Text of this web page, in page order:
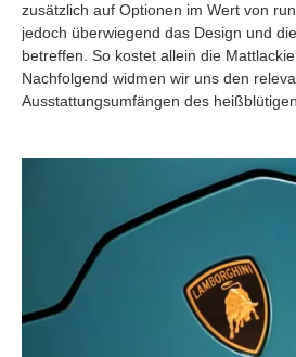
zusätzlich auf Optionen im Wert von
jedoch überwiegend das Design und
betreffen. So kostet allein die
Nachfolgend widmen wir uns den
Ausstattungsumfängen des